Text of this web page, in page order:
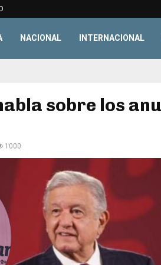
NACIONAL INTERNACIONAL
sobre los
1000